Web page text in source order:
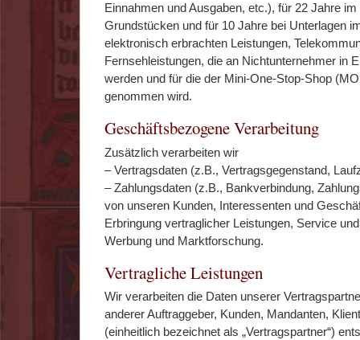
Einnahmen und Ausgaben, etc.), für 22 Jahre
Grundstücken und für 10 Jahre bei Unterlagen
elektronisch erbrachten Leistungen,
Fernsehleistungen, die an Nichtunternehmer in
werden und für die der Mini-One-Stop-Shop
genommen wird.
Geschäftsbezogene Verarbeitung
Zusätzlich verarbeiten wir
– Vertragsdaten (z.B., Vertragsgegenstand,
– Zahlungsdaten (z.B., Bankverbindung,
von unseren Kunden, Interessenten und
Erbringung vertraglicher Leistungen, Service
Werbung und Marktforschung.
Vertragliche Leistungen
Wir verarbeiten die Daten unserer
anderer Auftraggeber, Kunden, Mandanten,
(einheitlich bezeichnet als „Vertragspartner“)